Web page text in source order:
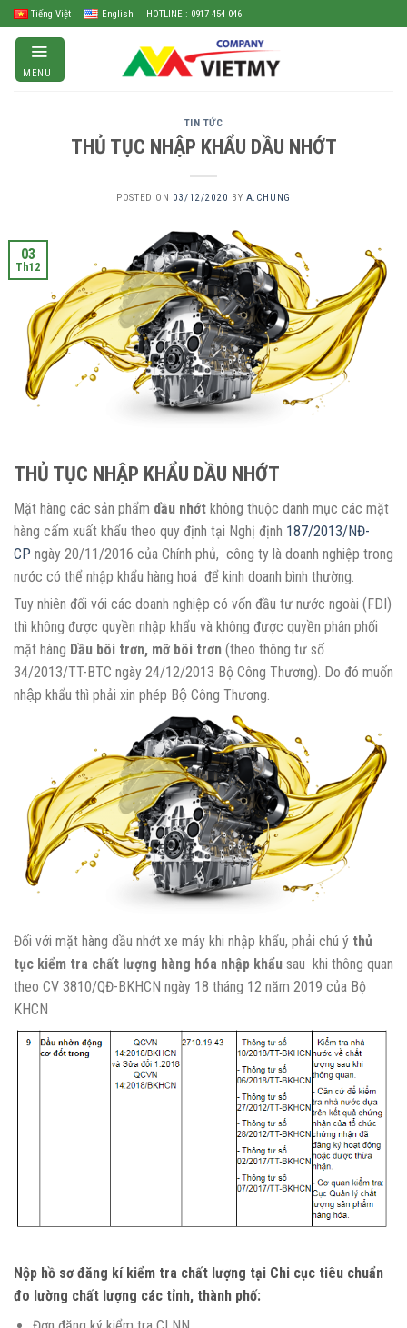
Skip
to
content
Tiếng Việt English HOTLINE : 0917 454 046
MENU
TIN TỨC
THỦ TỤC NHẬP KHẨU DẦU NHỚT
POSTED ON 03/12/2020 BY A.CHUNG
03
Th12
THỦ TỤC NHẬP KHẨU DẦU NHỚT
Mặt hàng các sản phẩm dầu nhớt không thuộc danh mục các mặt
hàng cấm xuất khẩu theo quy định tại Nghị định 187/2013/NĐ-
CP ngày 20/11/2016 của Chính phủ, công ty là doanh nghiệp trong
nước có thể nhập khẩu hàng hoá để kinh doanh bình thường.
Tuy nhiên đối với các doanh nghiệp có vốn đầu tư nước ngoài (FDI)
thì không được quyền nhập khẩu và không được quyền phân phối
mặt hàng Dầu bôi trơn, mỡ bôi trơn (theo thông tư số
34/2013/TT-BTC ngày 24/12/2013 Bộ Công Thương). Do đó muốn
nhập khẩu thì phải xin phép Bộ Công Thương.
Đối với mặt hàng dầu nhớt xe máy khi nhập khẩu, phải chú ý thủ
tục kiểm tra chất lượng hàng hóa nhập khẩu sau khi thông quan
theo CV 3810/QĐ-BKHCN ngày 18 tháng 12 năm 2019 của Bộ
KHCN
Nộp hồ sơ đăng kí kiểm tra chất lượng tại Chi cục tiêu chuẩn
đo lường chất lượng các tỉnh, thành phố: